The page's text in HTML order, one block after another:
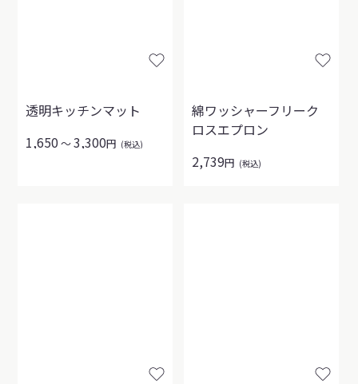
透明キッチンマット
1,650 ～3,300円 (税込)
綿ワッシャーフリーク
ロスエプロン
2,739円 (税込)